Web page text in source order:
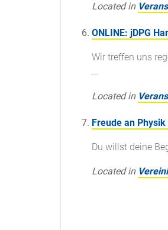
Located in
ONLINE: jDPG
Wir treffen uns
...
Located in
Freude an
Du willst deine
Located in